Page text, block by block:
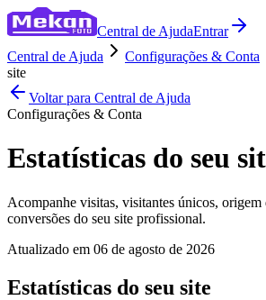
Central de AjudaEntrar
Central de Ajuda
Configurações & Conta
site
Voltar para Central de Ajuda
Configurações & Conta
Estatísticas do seu
Acompanhe visitas, visitantes únicos, origem
conversões do seu site profissional.
Atualizado em 06 de agosto de 2026
Estatísticas do seu site